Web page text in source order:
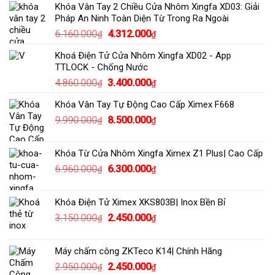
là:
2.800.000₫.
tại
là:
2.100.000₫.
Khóa Vân Tay 2 Chiều Cửa Nhôm Xingfa XD03: Giải
Pháp An Ninh Toàn Diện Từ Trong Ra Ngoài
6.160.000₫
Giá
là:
6.160.000₫.
4.312.000₫Giá
tại
4.312.000₫.
Khoá Điện Tử Cửa Nhôm Xingfa XD02 - App
TTLOCK - Chống Nước
4.860.000₫ Giá
là:
4.860.000₫.
3.400.000₫Giá
tại
là:
Khóa Vân Tay Tự Động Cao Cấp Ximex F668
9.990.000₫
Giá
9.990.000₫.
8.500.000₫Giá
là:
8.500.000₫.
Khóa Từ Cửa Nhôm Xingfa Ximex Z1 Plus| Cao Cấp
6.960.000₫
Giá
6.960.000₫.
6.300.000₫Giá
là:
6.300.000₫.
Khóa Điện Tử Ximex XKS803B| Inox Bền Bỉ
3.150.000₫
Giá
3.150.000₫.
2.450.000₫Giá
là:
2.450.000₫.
Máy chấm công ZKTeco K14| Chính Hãng
2.950.000₫
Giá
2.450.000₫Giá